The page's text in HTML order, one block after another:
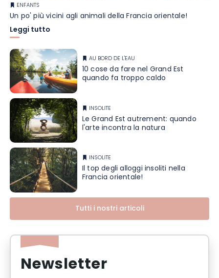
ENFANTS
Un po' più vicini agli animali della Francia orientale!
Leggi tutto
AU BORD DE L'EAU
10 cose da fare nel Grand Est
quando fa troppo caldo
INSOLITE
Le Grand Est autrement: quando
l'arte incontra la natura
INSOLITE
Il top degli alloggi insoliti nella
Francia orientale!
Tutti i nostri articoli
Newsletter